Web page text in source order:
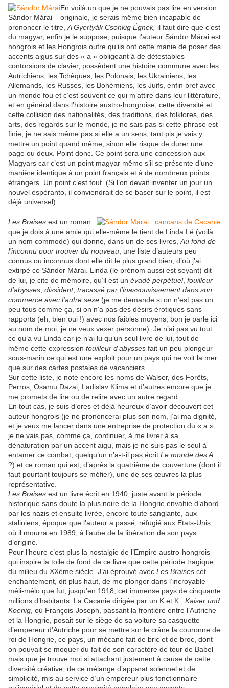
Sándor Márai
En voilà un que je ne pouvais pas lire en version
originale, je serais même bien incapable de
prononcer le titre, A Gyertyák Csonkig Égnek, il faut dire que c’est
du magyar, enfin je le suppose, puisque l’auteur Sándor Márai est
hongrois et les Hongrois outre qu’ils ont cette manie de poser des
accents aigus sur des « a » obligeant à de détestables
contorsions de clavier, possèdent une histoire commune avec les
Autrichiens, les Tchèques, les Polonais, les Ukrainiens, les
Allemands, les Russes, les Bohémiens, les Juifs, enfin bref avec
un monde fou et c’est souvent ce qui m’attire dans leur littérature,
et en général dans l’histoire austro-hongroise, cette diversité et
cette collision des nationalités, des traditions, des folklores, des
arts, des regards sur le monde, je ne sais pas si cette phrase est
finie, je ne sais même pas si elle a un sens, tant pis je vais y
mettre un point quand même, sinon elle risque de durer une
page ou deux. Point donc. Ce point sera une concession aux
Magyars car c’est un point magyar même s’il se présente d’une
manière identique à un point français et à de nombreux points
étrangers. Un point c’est tout. (Si l’on devait inventer un jour un
nouvel espéranto, il conviendrait de se baser sur le point, il est
déjà universel).
Les Braises est un roman
que je dois à une amie qui elle-même le tient de Linda Lé (voilà
un nom commode) qui donne, dans un de ses livres, Au fond de
l’inconnu pour trouver du nouveau , une liste d’auteurs peu
connus ou inconnus dont elle dit le plus grand bien, d’où j’ai
extirpé ce Sándor Márai. Linda (le prénom aussi est seyant) dit
de lui, je cite de mémoire, qu’il est un évadé perpétuel, fouilleur
d’abysses dissident, tracassé par l’inassouvissement dans son
commerce avec l’autre sexe (je me demande si on n’est pas un
peu tous comme ça, si on n’a pas des désirs érotiques sans
rapports (eh, bien oui !) avec nos faibles moyens, bon je parle ici
au nom de moi, je ne veux vexer personne). Je n’ai pas vu tout
ce qu’a vu Linda car je n’ai lu qu’un seul livre de lui, tout de
même cette expression fouilleur d’abysses fait un peu plongeur
sous-marin ce qui est une exploit pour un pays qui ne voit la mer
que sur des cartes postales de vacanciers.
Sur cette liste, je note encore les noms de Walser, des Forêts,
Perros, Osamu Dazai, Ladislav Klima et d’autres encore que je
me promets de lire ou de relire avec un autre regard.
En tout cas, je suis d’ores et déjà heureux d’avoir découvert cet
auteur hongrois (je ne prononcerai plus son nom, j’ai ma dignité,
et je veux me lancer dans une entreprise de protection du « a »,
je ne vais pas, comme ça, continuer, à me livrer à sa
dénaturation par un accent aigu, mais je ne suis pas le seul à
entamer ce combat, quelqu’un n’a-t-il pas écrit Le monde des A
?) et ce roman qui est, d’après la quatrième de couverture (dont il
faut pourtant toujours se méfier), une de ses œuvres la plus
représentative.
Les Braises est un livre écrit en 1940, juste avant la période
historique sans doute la plus noire de la Hongrie envahie d’abord
par les nazis et ensuite livrée, encore toute sanglante, aux
staliniens, époque que l’auteur a passé, réfugié aux Etats-Unis,
où il mourra en 1989, à l’aube de la libération de son pays
d’origine.
Pour l’heure c’est plus la nostalgie de l’Empire austro-hongrois
qui inspire la toile de fond de ce livre que cette période tragique
du milieu du XXème siècle. J’ai éprouvé avec Les Braises cet
enchantement, dit plus haut, de me plonger dans l’incroyable
méli-mélo que fut, jusqu’en 1918, cet immense pays de cinquante
millions d’habitants. La Cacanie dirigée par un K et K., Kaiser und
Koenig , où François-Joseph, passant la frontière entre l’Autriche
et la Hongrie, posait sur le siège de sa voiture sa casquette
d’empereur d’Autriche pour se mettre sur le crâne la couronne de
roi de Hongrie, ce pays, un mécano fait de bric et de broc, dont
on pouvait se moquer du fait de son caractère de tour de Babel
mais que je trouve moi si attachant justement à cause de cette
diversité créative, de ce mélange d’apparat solennel et de
simplicité, mis au service d’un empereur plus fonctionnaire